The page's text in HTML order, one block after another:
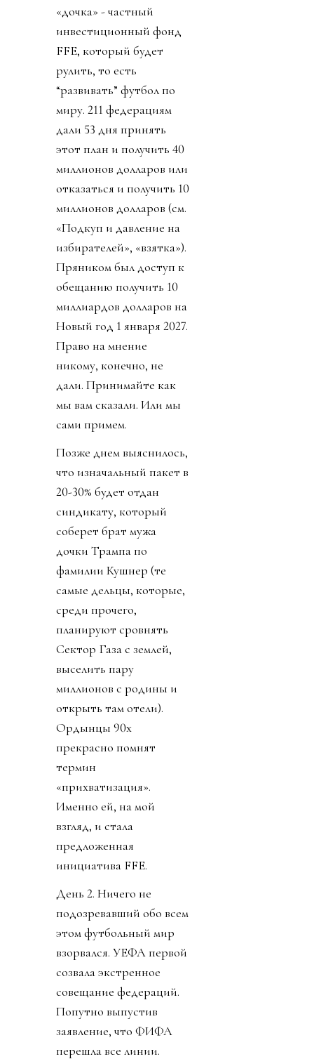
«дочка» - частный
инвестиционный фонд
FFE, который будет
рулить, то есть
“развивать” футбол по
миру. 211 федерациям
дали 53 дня принять
этот план и получить 40
миллионов долларов или
отказаться и получить 10
миллионов долларов (см.
«Подкуп и давление на
избирателей», «взятка»).
Пряником был доступ к
обещанию получить 10
миллиардов долларов на
Новый год 1 января 2027.
Право на мнение
никому, конечно, не
дали. Принимайте как
мы вам сказали. Или мы
сами примем.
Позже днем выяснилось,
что изначальный пакет в
20-30% будет отдан
синдикату, который
соберет брат мужа
дочки Трампа по
фамилии Кушнер (те
самые дельцы, которые,
среди прочего,
планируют сровнять
Сектор Газа с землей,
выселить пару
миллионов с родины и
открыть там отели).
Ордынцы 90х
прекрасно помнят
термин
«прихватизация».
Именно ей, на мой
взгляд, и стала
предложенная
инициатива FFE.
День 2. Ничего не
подозревавший обо всем
этом футбольный мир
взорвался. УЕФА первой
созвала экстренное
совещание федераций.
Попутно выпустив
заявление, что ФИФА
перешла все линии.